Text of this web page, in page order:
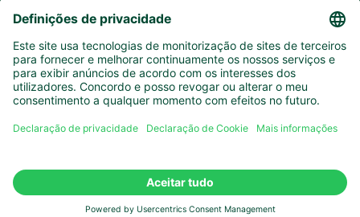
Insectos predadores
Vespas Parasitoides
Nemátodes benéficos
Microorganismos benéficos
Proteção de culturas
Polinização
Sobre a Koppert
Sobre a Koppert
Centro de informações
Contato
Links de Interesse
Experiências dos clientes
Koppert One
Koppert Global
Política de Privacidade
Aviso Legal
Declaração de cookies